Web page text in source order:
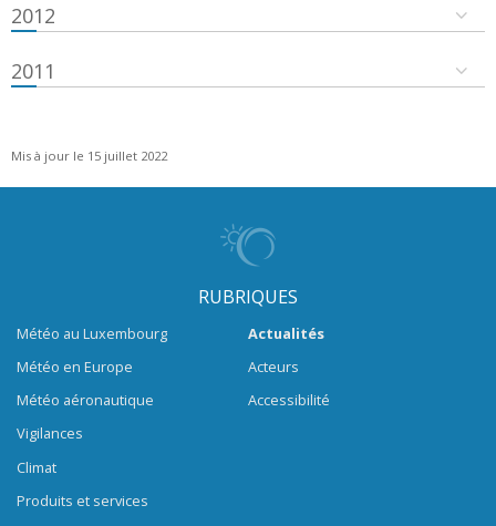
2012
2011
Mis à jour le 15 juillet 2022
RUBRIQUES
Météo au Luxembourg
Météo en Europe
Météo aéronautique
Vigilances
Climat
Produits et services
Actualités
Acteurs
Accessibilité